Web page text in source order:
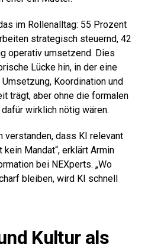
im Rollenalltag: 55 Prozent
strategisch steuernd, 42
operativ umsetzend. Dies
Lücke hin, in der eine
Koordination und
trägt, aber ohne die formalen
wirklich nötig wären.
verstanden, dass KI relevant
Mandat“, erklärt Armin
bei NEXperts. „Wo
bleiben, wird KI schnell
Kultur als